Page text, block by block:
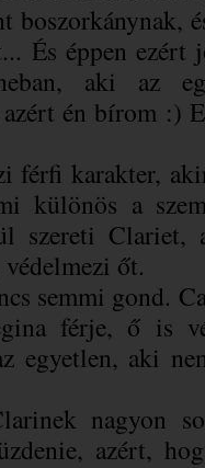
boszorkánynak,
És éppen
aki az
én bírom :)
férfi karakter,
különös a
szereti
őt.
semmi gond.
férje, ő is
egyetlen, aki
nagyon
azért,